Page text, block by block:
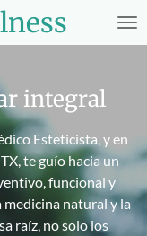
integral
Esteticista, y en
te guío hacia un
funcional y
medicina natural y la
raíz, no solo los